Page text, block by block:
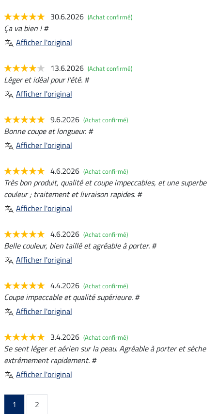
30.6.2026 (Achat confirmé)
Ça va bien ! #
Afficher l'original
13.6.2026 (Achat confirmé)
Léger et idéal pour l'été. #
Afficher l'original
9.6.2026 (Achat confirmé)
Bonne coupe et longueur. #
Afficher l'original
4.6.2026 (Achat confirmé)
Très bon produit, qualité et coupe impeccables, et une superbe
couleur ; traitement et livraison rapides. #
Afficher l'original
4.6.2026 (Achat confirmé)
Belle couleur, bien taillé et agréable à porter. #
Afficher l'original
4.4.2026 (Achat confirmé)
Coupe impeccable et qualité supérieure. #
Afficher l'original
3.4.2026 (Achat confirmé)
Se sent léger et aérien sur la peau. Agréable à porter et sèche
extrêmement rapidement. #
Afficher l'original
1
2